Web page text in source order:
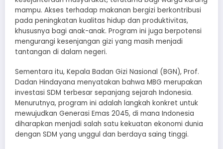
mampu. Akses terhadap makanan bergizi berkontribusi
pada peningkatan kualitas hidup dan produktivitas,
khususnya bagi anak-anak. Program ini juga berpotensi
mengurangi kesenjangan gizi yang masih menjadi
tantangan di dalam negeri.
Sementara itu, Kepala Badan Gizi Nasional (BGN), Prof.
Dadan Hindayana menyatakan bahwa MBG merupakan
investasi SDM terbesar sepanjang sejarah Indonesia.
Menurutnya, program ini adalah langkah konkret untuk
mewujudkan Generasi Emas 2045, di mana Indonesia
diharapkan menjadi salah satu kekuatan ekonomi dunia
dengan SDM yang unggul dan berdaya saing tinggi.